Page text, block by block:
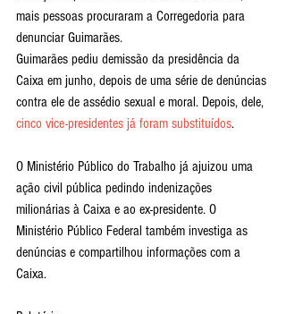
mais pessoas procuraram a Corregedoria para
denunciar Guimarães.
Guimarães pediu demissão da presidência da
Caixa em junho, depois de uma série de denúncias
contra ele de assédio sexual e moral. Depois, dele,
cinco vice-presidentes já foram substituídos.
O Ministério Público do Trabalho já ajuizou uma
ação civil pública pedindo indenizações
milionárias à Caixa e ao ex-presidente. O
Ministério Público Federal também investiga as
denúncias e compartilhou informações com a
Caixa.